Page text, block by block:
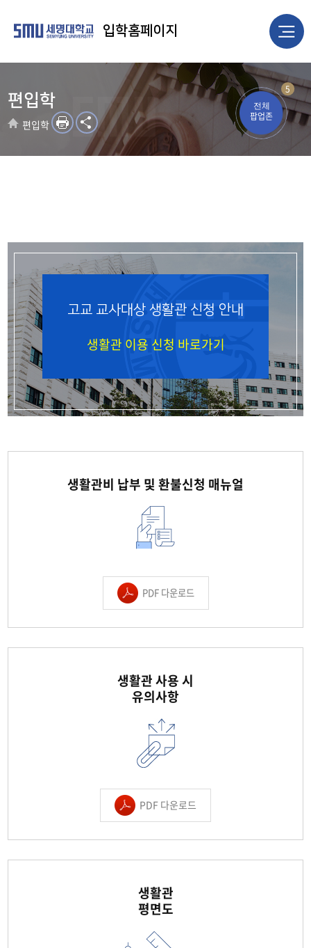
5
전체
팝업존
입학홈페이지
편입학
편입학
고교 교사대상 생활관 신청 안내
생활관 이용 신청 바로가기
생활관비 납부 및 환불신청 매뉴얼
PDF 다운로드
생활관 사용 시
유의사항
PDF 다운로드
생활관
평면도